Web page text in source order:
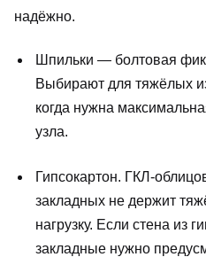
надёжно.
Шпильки — болтовая
Выбирают для тяжёлых
когда нужна
узла.
Гипсокартон. ГКЛ-
закладных не держит
нагрузку. Если стена из
закладные нужно